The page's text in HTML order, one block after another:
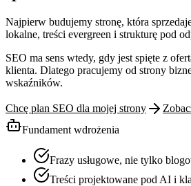
Najpierw budujemy stronę, która
lokalne, treści evergreen i strukturę pod
SEO ma sens wtedy, gdy jest spięte z
klienta. Dlatego pracujemy od strony
wskaźników.
Chcę plan SEO dla mojej strony
Fundament wdrożenia
Frazy usługowe, nie tylko
Treści projektowane pod AI i